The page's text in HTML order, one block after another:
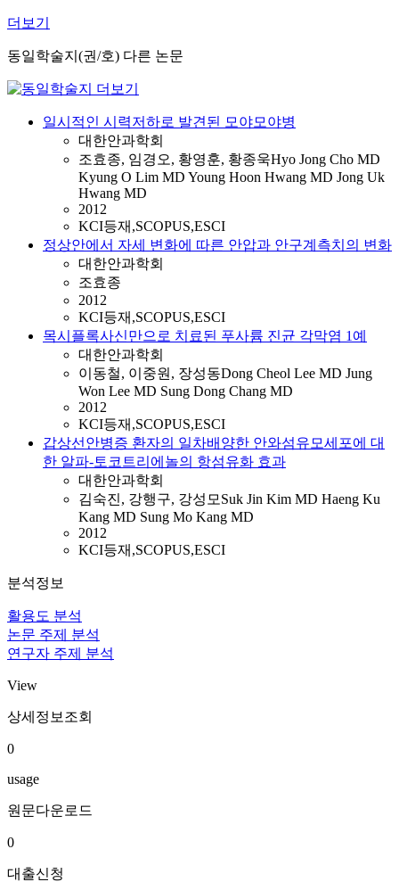
더보기
동일학술지(권/호) 다른 논문
일시적인 시력저하로 발견된 모야모야병
대한안과학회
조효종, 임경오, 황영훈, 황종욱Hyo Jong Cho MD
Kyung O Lim MD Young Hoon Hwang MD Jong Uk
Hwang MD
2012
KCI등재,SCOPUS,ESCI
정상안에서 자세 변화에 따른 안압과 안구계측치의 변화
대한안과학회
조효종
2012
KCI등재,SCOPUS,ESCI
목시플록사신만으로 치료된 푸사륨 진균 각막염 1예
대한안과학회
이동철, 이중원, 장성동Dong Cheol Lee MD Jung
Won Lee MD Sung Dong Chang MD
2012
KCI등재,SCOPUS,ESCI
갑상선안병증 환자의 일차배양한 안와섬유모세포에 대
한 알파-토코트리에놀의 항섬유화 효과
대한안과학회
김숙진, 강행구, 강성모Suk Jin Kim MD Haeng Ku
Kang MD Sung Mo Kang MD
2012
KCI등재,SCOPUS,ESCI
분석정보
활용도 분석
논문 주제 분석
연구자 주제 분석
View
상세정보조회
0
usage
원문다운로드
0
대출신청